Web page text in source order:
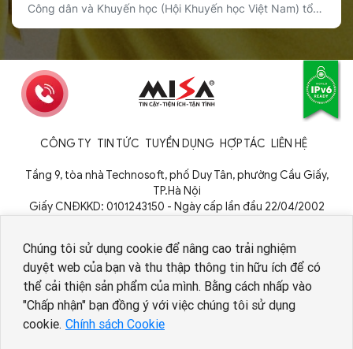
Chúng tôi sử dụng cookie để nâng cao trải nghiệm
duyệt web của bạn và thu thập thông tin hữu ích để có
thể cải thiện sản phẩm của mình. Bằng cách nhấp vào
"Chấp nhận" bạn đồng ý với việc chúng tôi sử dụng
cookie. Chính sách Cookie
Công dân và Khuyến học (Hội Khuyến học Việt Nam) tổ
Cuộc thi hướng tới mục tiêu lan tỏa […]
CÔNG TY TIN TỨC TUYỂN DỤNG HỢP TÁC LIÊN HỆ
Tầng 9, tòa nhà Technosoft, phố Duy Tân, phường Cầu Giấy,
TP.Hà Nội
Giấy CNĐKKD: 0101243150 - Ngày cấp lần đầu 22/04/2002
Copyright © 1994 - 2026 MISA JSC
Nhân viên AI tuyển dụng